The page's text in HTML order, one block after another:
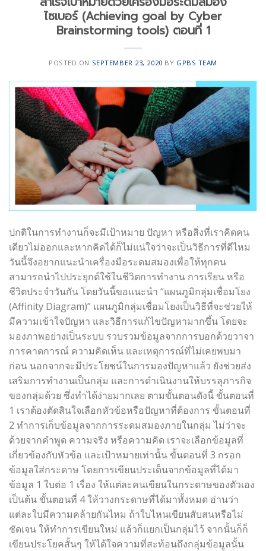
ไซเบอร์ (Achieving goal by Cyber
Brainstorming tools) ตอนที่ 1
POSTED ON SEPTEMBER 23, 2020 BY GPBS TEAM
ปกติในการทำงานก็จะมีเป้าหมาย ปัญหา หรือสิ่งที่เราคิดคน
เดียวไม่ออกและหากคิดได้ก็ไม่แน่ใจว่าจะเป็นวิธีการที่ดีไหม
วันนี้จึงอยากแนะนำเครื่องมือระดมสมองเพื่อให้ทุกคน
สามารถนำไปประยุกต์ใช้ในชีวิตการทำงาน การเรียน หรือ
ชีวิตประจำวันกัน โดยวันนี้ขอแนะนำ “แผนภูมิกลุ่มเชื่อมโยง
(Affinity Diagram)” แผนภูมิกลุ่มเชื่อมโยงเป็นวิธีที่จะช่วยให้
มีความเข้าใจปัญหา และวิธีการแก้ไขปัญหามากขึ้น โดยจะ
มองภาพอย่างเป็นระบบ รวบรวมข้อมูลจากการบอกด้วยวาจา
การคาดการณ์ ความคิดเห็น และเหตุการณ์ที่ไม่เคยพบมา
ก่อน นอกจากจะมีประโยชน์ในการมองปัญหาแล้ว ยังช่วยส่ง
เสริมการทำงานเป็นกลุ่ม และการดำเนินงานให้บรรลุภารกิจ
ของกลุ่มด้วย ซึ่งทำได้ง่ายมากเลย ตามขั้นตอนดังนี้ ขั้นตอนที่
1 เราต้องตัดสินใจเลือกหัวข้อหรือปัญหาที่ต้องการ ขั้นตอนที่
2 ทำการเก็บข้อมูลจากการระดมสมองภายในกลุ่ม ไม่ว่าจะ
ด้วยจากคำพูด ความจริง หรือความคิด เราจะเลือกข้อมูลที่
เกี่ยวข้องกับหัวข้อ และเป้าหมายเท่านั้น ขั้นตอนที่ 3 กรอก
ข้อมูลใส่กระดาษ โดยการเขียนประเด็นจากข้อมูลที่ได้มา
ข้อมูล 1 ใบต่อ 1 เรื่อง ให้แต่ละคนเขียนในกระดาษของตัวเอง
เป็นต้น ขั้นตอนที่ 4 ให้วางกระดาษที่ได้มาทั้งหมด อ่านว่า
แต่ละใบมีความคล้ายกันไหม ถ้าใบไหนเขียนสับสนหรือไม่
ชัดเจน ให้ทำการเขียนใหม่ แล้วก็แยกเป็นกลุ่มไว้ จากนั้นก็ก็
เขียนประโยคสั้นๆ ให้ได้ใจความที่สะท้อนถึงกลุ่มข้อมูลนั้น